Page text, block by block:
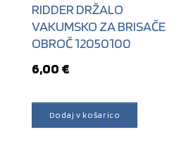
RIDDER DRŽALO
VAKUMSKO ZA BRISAČE
OBROČ 12050100
6,00 €
Dodaj v košarico